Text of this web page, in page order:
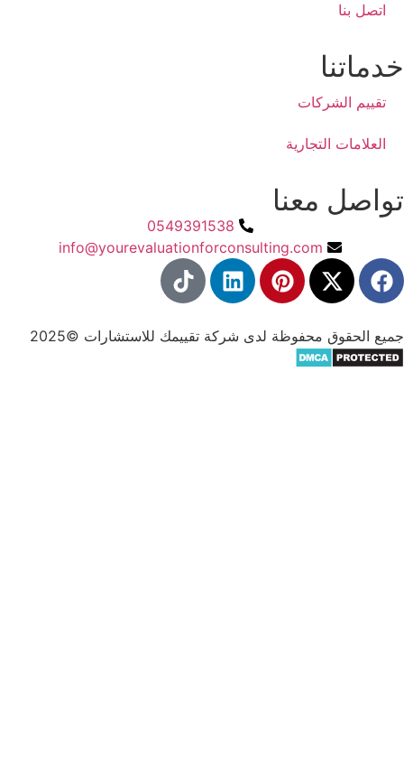
التجارية
معنا
0549391538
info@yourevaluationforconsulting.com​
محفوظة لدى شركة تقييمك للاستشارات ©2025